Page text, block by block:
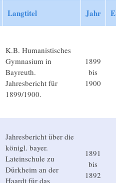
Langtitel Jahr
K.B. Humanistisches
Gymnasium in
Bayreuth.
Jahresbericht für
1899/1900.
1899
bis
1900
Jahresbericht über die
königl. bayer.
Lateinschule zu
Dürkheim an der
Haardt für das
1891
bis
1892